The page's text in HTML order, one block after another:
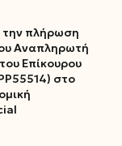
την πλήρωση
Αναπληρωτή
Επίκουρου
στο